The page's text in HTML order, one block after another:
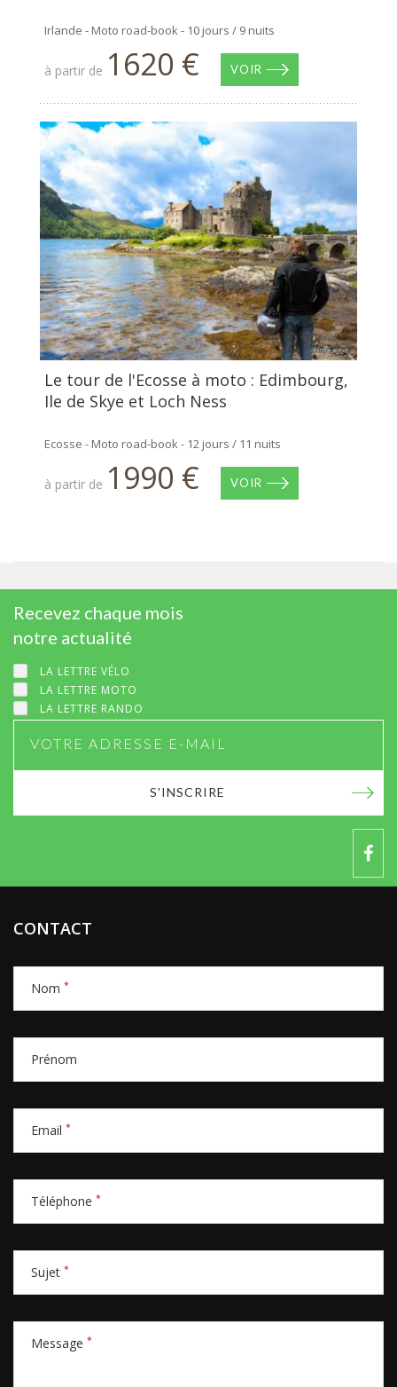
Irlande - Moto road-book - 10 jours / 9 nuits
à partir de 1620 € VOIR
Le tour de l'Ecosse à moto : Edimbourg,
Ile de Skye et Loch Ness
Ecosse - Moto road-book - 12 jours / 11 nuits
à partir de 1990 € VOIR
Recevez chaque mois
notre actualité
LA LETTRE VÉLO
LA LETTRE MOTO
LA LETTRE RANDO
S'INSCRIRE
CONTACT
Nom *
Prénom
Email *
Téléphone *
Sujet *
Message *